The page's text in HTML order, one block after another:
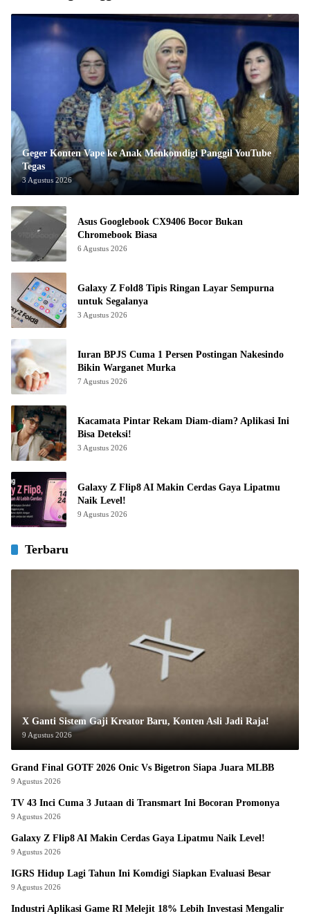
Geger Konten Vape ke Anak Menkomdigi Panggil YouTube
Tegas
3 Agustus 2026
Asus Googlebook CX9406 Bocor Bukan
Chromebook Biasa
6 Agustus 2026
Galaxy Z Fold8 Tipis Ringan Layar Sempurna
untuk Segalanya
3 Agustus 2026
Iuran BPJS Cuma 1 Persen Postingan Nakesindo
Bikin Warganet Murka
7 Agustus 2026
Kacamata Pintar Rekam Diam-diam? Aplikasi Ini
Bisa Deteksi!
3 Agustus 2026
Galaxy Z Flip8 AI Makin Cerdas Gaya Lipatmu
Naik Level!
9 Agustus 2026
Terbaru
X Ganti Sistem Gaji Kreator Baru, Konten Asli Jadi Raja!
9 Agustus 2026
Grand Final GOTF 2026 Onic Vs Bigetron Siapa Juara MLBB
9 Agustus 2026
TV 43 Inci Cuma 3 Jutaan di Transmart Ini Bocoran Promonya
9 Agustus 2026
Galaxy Z Flip8 AI Makin Cerdas Gaya Lipatmu Naik Level!
9 Agustus 2026
IGRS Hidup Lagi Tahun Ini Komdigi Siapkan Evaluasi Besar
9 Agustus 2026
Industri Aplikasi Game RI Melejit 18% Lebih Investasi Mengalir